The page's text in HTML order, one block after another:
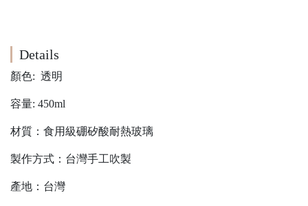
Details
顏色: 透明
容量: 450ml
材質：食用級硼矽酸耐熱玻璃
製作方式：台灣手工吹製
產地：台灣